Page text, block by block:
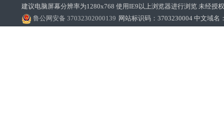
建议电脑屏幕分辨率为1280x768 使用IE9以上浏览器进行浏览 未经授
鲁公网安备 37032302000139 网站标识码：3703230004 中文域名